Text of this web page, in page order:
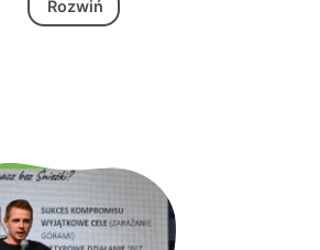
w serwisie pl.wikipedia.org,
Rozwiń